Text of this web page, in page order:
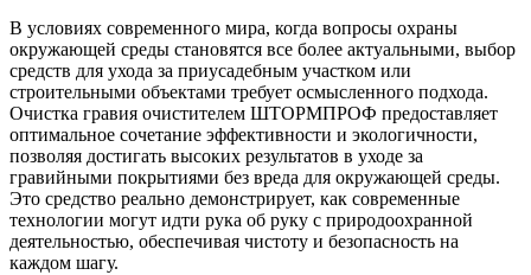
В условиях современного мира, когда вопросы охраны
окружающей среды становятся все более актуальными, выбор
средств для ухода за приусадебным участком или
строительными объектами требует осмысленного подхода.
Очистка гравия очистителем ШТОРМПРОФ предоставляет
оптимальное сочетание эффективности и экологичности,
позволяя достигать высоких результатов в уходе за
гравийными покрытиями без вреда для окружающей среды.
Это средство реально демонстрирует, как современные
технологии могут идти рука об руку с природоохранной
деятельностью, обеспечивая чистоту и безопасность на
каждом шагу.